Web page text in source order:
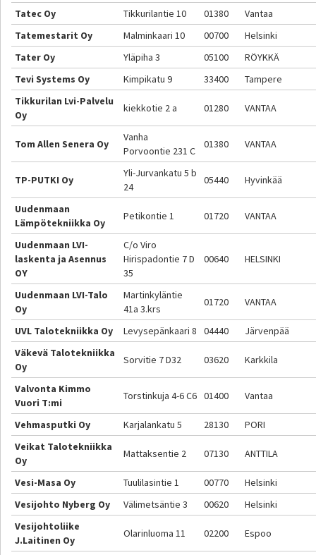
Tatec Oy Tikkurilantie 10 01380
Vantaa
Tatemestarit Oy
Malminkaari 10 00700
Helsinki
Tater Oy
Yläpiha 3 05100
RÖYKKÄ
Tevi Systems Oy
Kimpikatu 9 33400
Tampere
Tikkurilan Lvi-Palvelu
Oy
kiekkotie 2 a 01280 VANTAA
Tom Allen Senera Oy
Vanha
Porvoontie 231 C
01380 VANTAA
TP-PUTKI Oy
Yli-Jurvankatu 5 b
24
05440 Hyvinkää
Uudenmaan
Lämpötekniikka Oy
Petikontie 1 01720 VANTAA
Uudenmaan LVI-
laskenta ja Asennus
OY
C/o Viro
Hirispadontie 7 D
35
00640 HELSINKI
Uudenmaan LVI-Talo
Oy
Martinkyläntie
41a 3.krs
01720 VANTAA
UVL Talotekniikka Oy Levysepänkaari 8 04440
Järvenpää
Väkevä Talotekniikka
Oy
Sorvitie 7 D32 03620 Karkkila
Valvonta Kimmo
Vuori T:mi
Torstinkuja 4-6 C6 01400 Vantaa
Vehmasputki Oy Karjalankatu 5 28130
PORI
Veikat Talotekniikka
Oy
Mattaksentie 2 07130 ANTTILA
Vesi-Masa Oy Tuulilasintie 1 00770
Helsinki
Vesijohto Nyberg Oy
Välimetsäntie 3 00620
Helsinki
Vesijohtoliike
J.Laitinen Oy
Olarinluoma 11 02200 Espoo